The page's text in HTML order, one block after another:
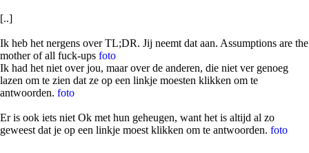
[..]
Ik heb het nergens over TL;DR. Jij neemt dat aan. Assumptions are the
mother of all fuck-ups foto
Ik had het niet over jou, maar over de anderen, die niet ver genoeg
lazen om te zien dat ze op een linkje moesten klikken om te
antwoorden. foto
Er is ook iets niet Ok met hun geheugen, want het is altijd al zo
geweest dat je op een linkje moest klikken om te antwoorden. foto